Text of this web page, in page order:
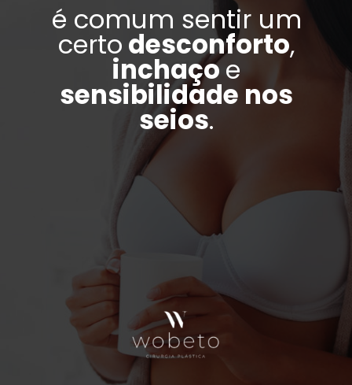
é comum sentir um
certo desconforto,
inchaçoe
sensibilidade nos
seios.